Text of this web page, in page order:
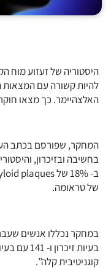
היסטוריה של זעזוע מוח
להיות קשורה עם
האלצהיימר. כך מצאו
בחשיבה ובזיכרון,
של טראומה.
בעיות
קוגניטיבית קלה”.